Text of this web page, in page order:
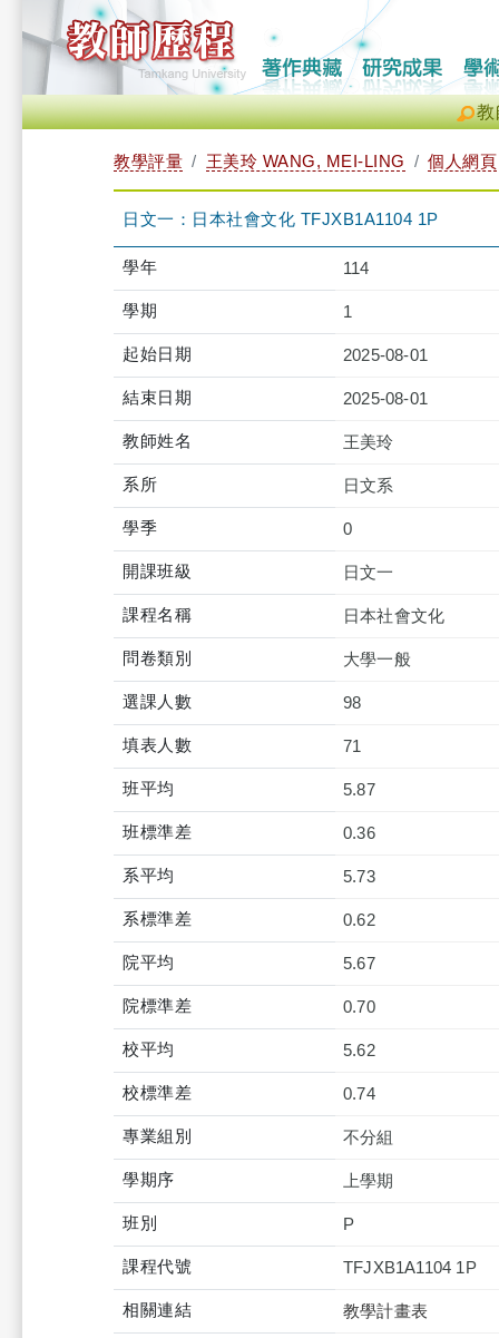
教
教學評量 王美玲 WANG, MEI-LING 個人網頁
日文一：日本社會文化 TFJXB1A1104 1P
學年 114
學期 1
起始日期 2025-08-01
結束日期 2025-08-01
教師姓名 王美玲
系所 日文系
學季 0
開課班級 日文一
課程名稱 日本社會文化
問卷類別 大學一般
選課人數 98
填表人數 71
班平均 5.87
班標準差 0.36
系平均 5.73
系標準差 0.62
院平均 5.67
院標準差 0.70
校平均 5.62
校標準差 0.74
專業組別 不分組
學期序 上學期
班別 P
課程代號 TFJXB1A1104 1P
相關連結 教學計畫表